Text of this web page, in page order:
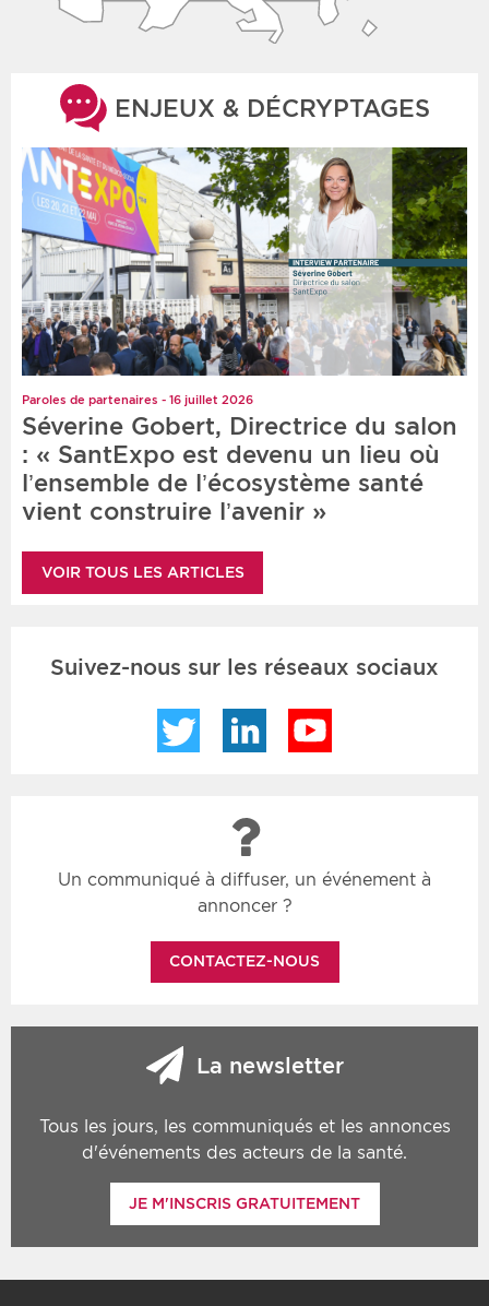
ENJEUX & DÉCRYPTAGES
Paroles de partenaires - 16 juillet 2026
Séverine Gobert, Directrice du salon
: « SantExpo est devenu un lieu où
l’ensemble de l’écosystème santé
vient construire l’avenir »
VOIR TOUS LES ARTICLES
Suivez-nous sur les réseaux sociaux
Twitter LinkedIn
Un communiqué à diffuser, un événement à
annoncer ?
CONTACTEZ-NOUS
La newsletter
Tous les jours, les communiqués et les annonces
d'événements des acteurs de la santé.
JE M'INSCRIS GRATUITEMENT